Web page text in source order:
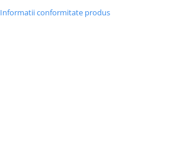
Informatii conformitate produs